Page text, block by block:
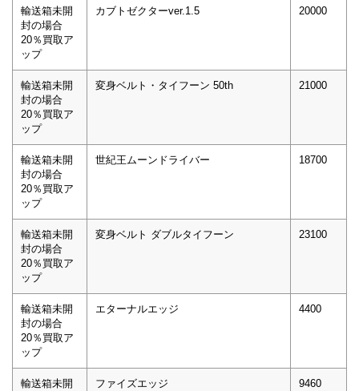
輸送箱未開
封の場合
20％買取ア
ップ
カブトゼクターver.1.5 20000
輸送箱未開
封の場合
20％買取ア
ップ
変身ベルト・タイフーン 50th 21000
輸送箱未開
封の場合
20％買取ア
ップ
世紀王ムーンドライバー 18700
輸送箱未開
封の場合
20％買取ア
ップ
変身ベルト ダブルタイフーン 23100
輸送箱未開
封の場合
20％買取ア
ップ
エターナルエッジ 4400
輸送箱未開
ファイズエッジ 9460